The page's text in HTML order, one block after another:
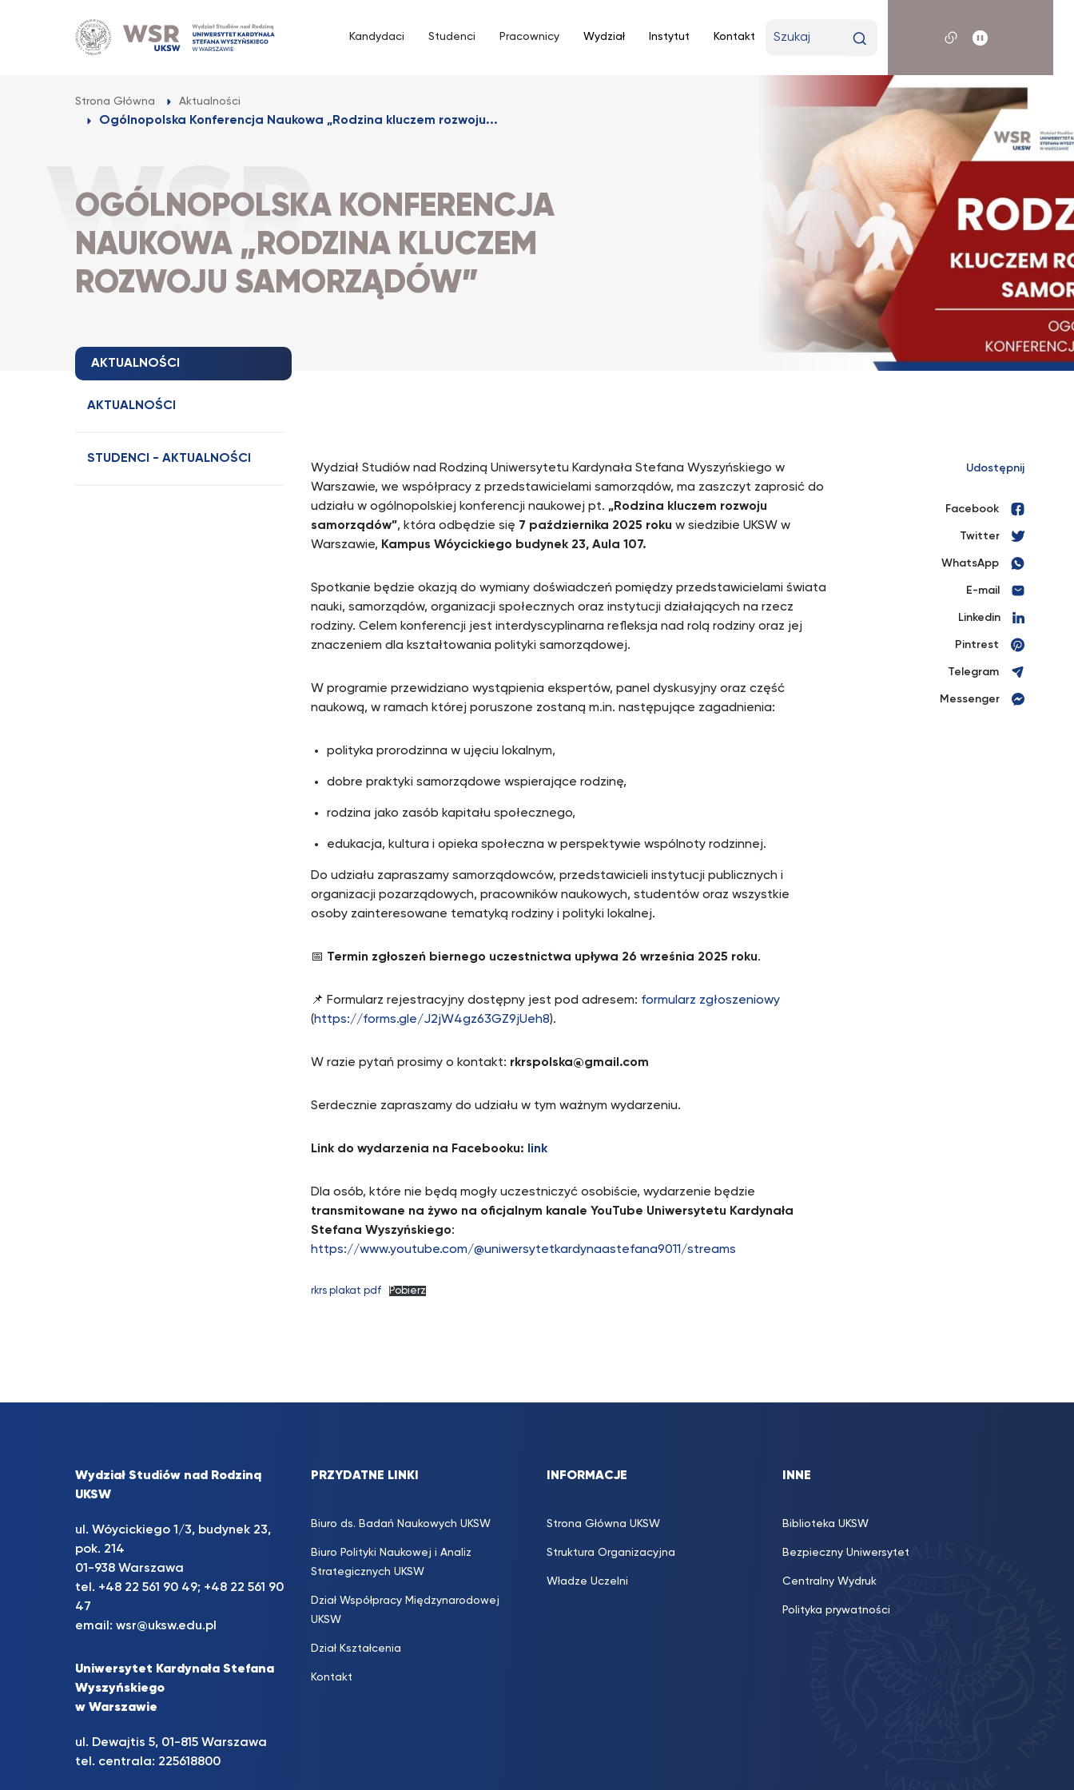
Kandydaci Studenci Pracownicy Wydział Instytut Kontakt
wyszukiwaną
Strona Główna Aktualności
Ogólnopolska Konferencja Naukowa „Rodzina kluczem rozwoju...
OGÓLNOPOLSKA KONFERENCJA
NAUKOWA „RODZINA KLUCZEM
ROZWOJU SAMORZĄDÓW”
AKTUALNOŚCI
AKTUALNOŚCI
STUDENCI - AKTUALNOŚCI
Wydział Studiów nad Rodziną Uniwersytetu Kardynała Stefana Wyszyńskiego w
Warszawie, we współpracy z przedstawicielami samorządów, ma zaszczyt zaprosić do
udziału w ogólnopolskiej konferencji naukowej pt. „Rodzina kluczem rozwoju
samorządów”, która odbędzie się 7 października 2025 roku w siedzibie UKSW w
Warszawie, Kampus Wóycickiego budynek 23, Aula 107.
Spotkanie będzie okazją do wymiany doświadczeń pomiędzy przedstawicielami świata
nauki, samorządów, organizacji społecznych oraz instytucji działających na rzecz
rodziny. Celem konferencji jest interdyscyplinarna refleksja nad rolą rodziny oraz jej
znaczeniem dla kształtowania polityki samorządowej.
W programie przewidziano wystąpienia ekspertów, panel dyskusyjny oraz część
naukową, w ramach której poruszone zostaną m.in. następujące zagadnienia:
polityka prorodzinna w ujęciu lokalnym,
dobre praktyki samorządowe wspierające rodzinę,
rodzina jako zasób kapitału społecznego,
edukacja, kultura i opieka społeczna w perspektywie wspólnoty rodzinnej.
Do udziału zapraszamy samorządowców, przedstawicieli instytucji publicznych i
organizacji pozarządowych, pracowników naukowych, studentów oraz wszystkie
osoby zainteresowane tematyką rodziny i polityki lokalnej.
📅 Termin zgłoszeń biernego uczestnictwa upływa 26 września 2025 roku.
📌 Formularz rejestracyjny dostępny jest pod adresem: formularz zgłoszeniowy
(https://forms.gle/J2jW4gz63GZ9jUeh8).
W razie pytań prosimy o kontakt: rkrspolska@gmail.com
Serdecznie zapraszamy do udziału w tym ważnym wydarzeniu.
Link do wydarzenia na Facebooku: link
Dla osób, które nie będą mogły uczestniczyć osobiście, wydarzenie będzie
transmitowane na żywo na oficjalnym kanale YouTube Uniwersytetu Kardynała
Stefana Wyszyńskiego:
https://www.youtube.com/@uniwersytetkardynaastefana9011/streams
rkrs plakat pdf Pobierz
Udostępnij
Facebook
Twitter
WhatsApp
E-mail
Linkedin
Pintrest
Telegram
Messenger
Wydział Studiów nad Rodziną
UKSW
ul. Wóycickiego 1/3, budynek 23,
pok. 214
01-938 Warszawa
tel. +48 22 561 90 49; +48 22 561 90
47
email: wsr@uksw.edu.pl
Uniwersytet Kardynała Stefana
Wyszyńskiego
w Warszawie
ul. Dewajtis 5, 01-815 Warszawa
tel. centrala: 225618800
PRZYDATNE LINKI
Biuro ds. Badań Naukowych UKSW
Biuro Polityki Naukowej i Analiz
Strategicznych UKSW
Dział Współpracy Międzynarodowej
UKSW
Dział Kształcenia
Kontakt
INFORMACJE
Strona Główna UKSW
Struktura Organizacyjna
Władze Uczelni
INNE
Biblioteka UKSW
Bezpieczny Uniwersytet
Centralny Wydruk
Polityka prywatności